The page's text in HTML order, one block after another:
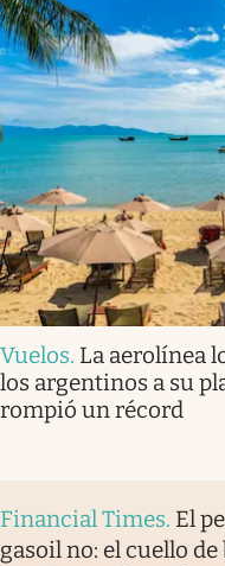
Vuelos. La aerolínea
los argentinos a su
rompió un récord
Financial Times. El
gasoil no: el cuello